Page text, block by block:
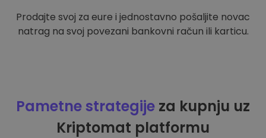
Prodajte svoj za eure i jednostavno pošaljite novac
natrag na svoj povezani bankovni račun ili karticu.
Pametne strategije za kupnju uz
Kriptomat platformu